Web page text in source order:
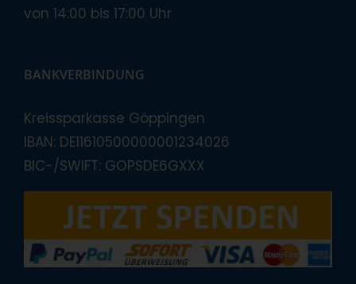
von 14:00 bis 17:00 Uhr
BANKVERBINDUNG
Kreissparkasse Göppingen
IBAN: DE11610500000001234026
BIC-/SWIFT: GOPSDE6GXXX